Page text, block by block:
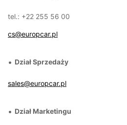
tel.: +22 255 56 00
cs@europcar.pl
Dział Sprzedaży
sales@europcar.pl
Dział Marketingu